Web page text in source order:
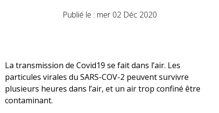
Publié le : mer 02 Déc 2020
La transmission de Covid19 se fait dans l’air. Les
particules virales du SARS-COV-2 peuvent survivre
plusieurs heures dans l’air, et un air trop confiné être
contaminant.